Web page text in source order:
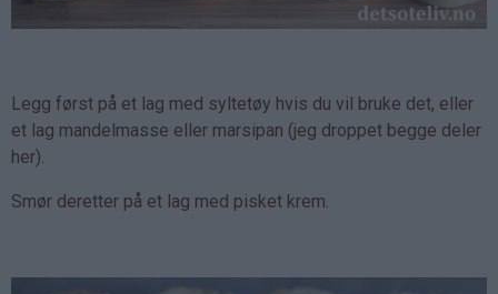
Legg først på et lag med syltetøy hvis du vil bruke det, eller
et lag mandelmasse eller marsipan (jeg droppet begge deler
her).
Smør deretter på et lag med pisket krem.